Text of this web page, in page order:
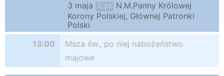
3 maja 1. pt N.M.Panny Królowej
Korony Polskiej, Głównej Patronki
Polski
13:00
Msza św., po niej nabożeństwo
majowe